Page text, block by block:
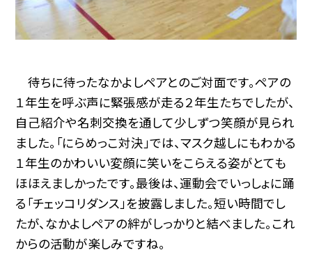
待ちに待ったなかよしペアとのご対面です。ペアの
１年生を呼ぶ声に緊張感が走る２年生たちでしたが、
自己紹介や名刺交換を通して少しずつ笑顔が見られ
ました。「にらめっこ対決」では、マスク越しにもわかる
１年生のかわいい変顔に笑いをこらえる姿がとても
ほほえましかったです。最後は、運動会でいっしょに踊
る「チェッコリダンス」を披露しました。短い時間でし
たが、なかよしペアの絆がしっかりと結べました。これ
からの活動が楽しみですね。